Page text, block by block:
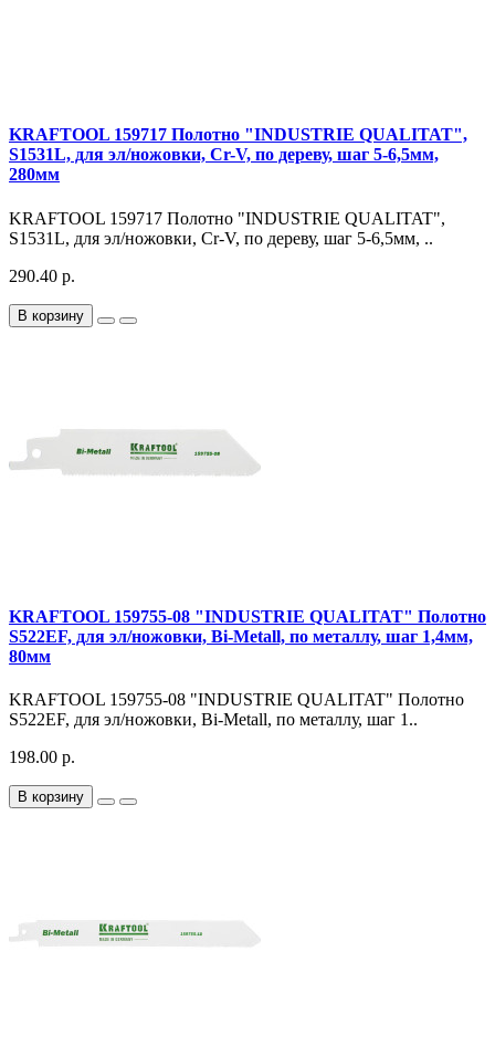
KRAFTOOL 159717 Полотно "INDUSTRIE QUALITAT",
S1531L, для эл/ножовки, Cr-V, по дереву, шаг 5-6,5мм,
280мм
KRAFTOOL 159717 Полотно "INDUSTRIE QUALITAT",
S1531L, для эл/ножовки, Cr-V, по дереву, шаг 5-6,5мм, ..
290.40 р.
В корзину
KRAFTOOL 159755-08 "INDUSTRIE QUALITAT" Полотно
S522EF, для эл/ножовки, Bi-Metall, по металлу, шаг 1,4мм,
80мм
KRAFTOOL 159755-08 "INDUSTRIE QUALITAT" Полотно
S522EF, для эл/ножовки, Bi-Metall, по металлу, шаг 1..
198.00 р.
В корзину